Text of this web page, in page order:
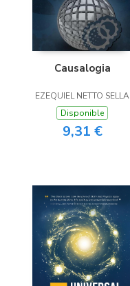
Causalogia
EZEQUIEL NETTO SELLA
Disponible
9,31 €